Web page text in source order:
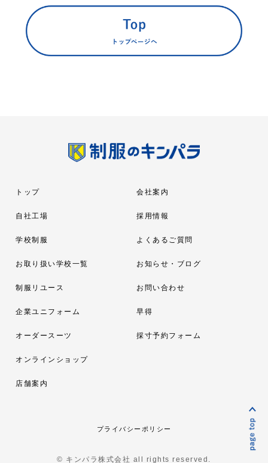
トップ
自社工場
学校制服
お取り扱い学校一覧
制服リユース
企業ユニフォーム
オーダースーツ
オンラインショップ
店舗案内
会社案内
採用情報
よくあるご質問
お知らせ・ブログ
お問い合わせ
早得
採寸予約フォーム
プライバシーポリシー
© キンパラ株式会社 all rights reserved.